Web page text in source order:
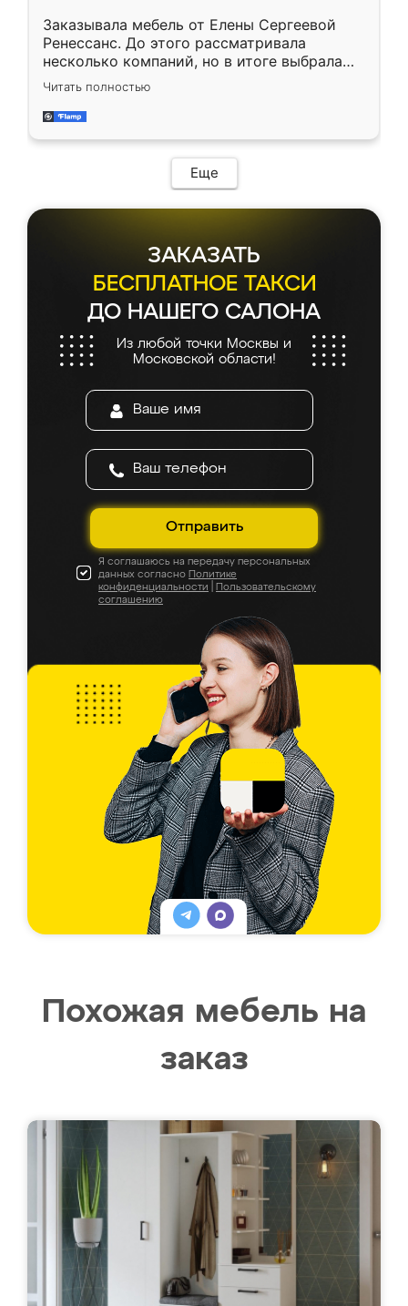
Заказывала мебель от Елены Сергеевой
Ренессанс. До этого рассматривала
несколько компаний, но в итоге выбрала
эту. Сначала обговорили условия, потом
приехал замерщик, всё спокойно объяснил
и снял размеры. Изготовили в срок, с
мебель сразу встала на свое место без
каких-либо доработок. Качеством осталась
довольна, все выглядит так, как и ожидала.
Читать полностью
Еще
ЗАКАЗАТЬ
БЕСПЛАТНОЕ ТАКСИ
ДО НАШЕГО САЛОНА
Из любой точки Москвы и
Московской области!
Отправить
Я соглашаюсь на передачу персональных
данных согласно Политике
конфиденциальности
Пользовательскому
соглашению
Похожая мебель на
заказ